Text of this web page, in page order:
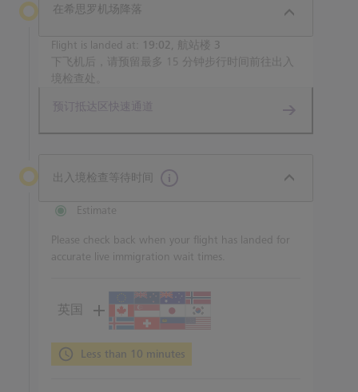
在希思罗机场降落
Flight is landed at:
19:02, 航站楼 3
下飞机后，请预留最多 15 分钟步行时间前往出入
境检查处。
预订抵达区快速通道
出入境检查等待时间
Estimate
Please check back when your flight has landed for
accurate live immigration wait times.
英国
Less than 10 minutes